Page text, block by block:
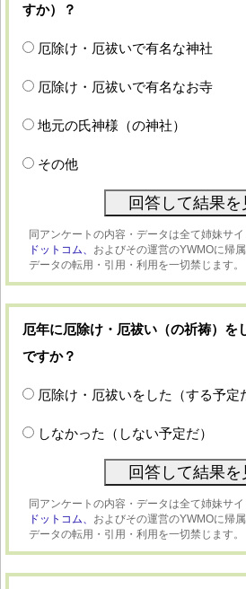
すか）？
厄除け・厄祓いで有名な神社
厄除け・厄祓いで有名なお寺
地元の氏神様（の神社）
その他
同アンケートの内容・データは全て姉妹サイ
ドットコム、 およびその運営のYWMOに帰
データの転用・引用・利用を一切禁じます。
厄年に厄除け・厄祓い（の祈祷）を
ですか？
厄除け・厄祓いをした（する予定
しなかった（しない予定だ）
同アンケートの内容・データは全て姉妹サイ
ドットコム、 およびその運営のYWMOに帰
データの転用・引用・利用を一切禁じます。